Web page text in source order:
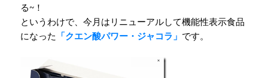
る~！
というわけで、今月はリニューアルして機能性表示食品
になった 「クエン酸パワー・ジャコラ」 です。